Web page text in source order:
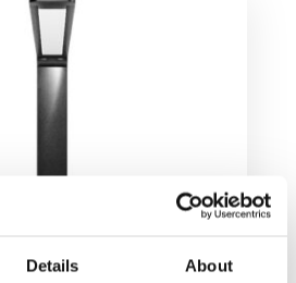
Details About